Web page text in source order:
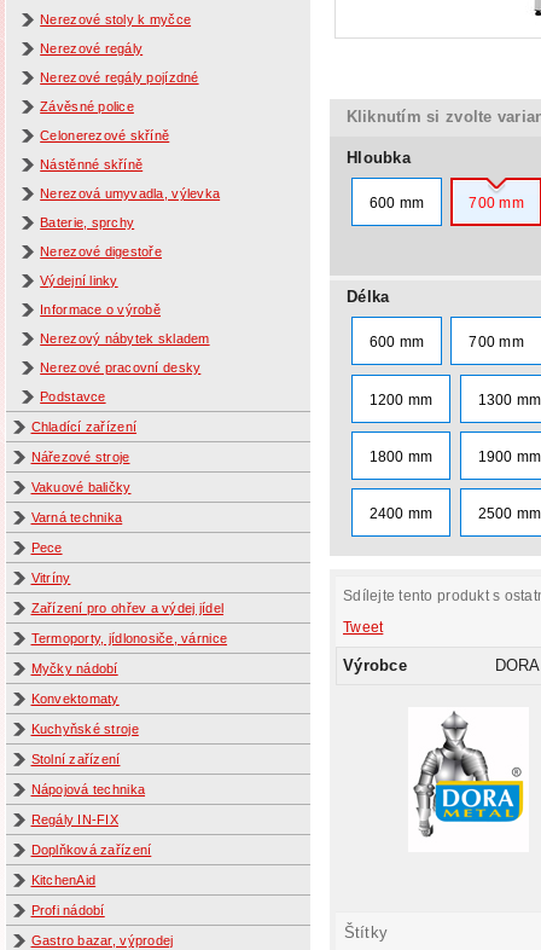
Nerezové stoly k myčce
Nerezové regály
Nerezové regály pojízdné
Závěsné police
Celonerezové skříně
Nástěnné skříně
Nerezová umyvadla, výlevka
Baterie, sprchy
Nerezové digestoře
Výdejní linky
Informace o výrobě
Nerezový nábytek skladem
Nerezové pracovní desky
Podstavce
Chladící zařízení
Nářezové stroje
Vakuové baličky
Varná technika
Pece
Vitríny
Zařízení pro ohřev a výdej jídel
Termoporty, jídlonosiče, várnice
Myčky nádobí
Konvektomaty
Kuchyňské stroje
Stolní zařízení
Nápojová technika
Regály IN-FIX
Doplňková zařízení
KitchenAid
Profi nádobí
Gastro bazar, výprodej
Kliknutím si zvolte
Hloubka
600 mm 700 mm
Délka
600 mm 700 mm
1200 mm 1300 mm
1800 mm 1900 mm
2400 mm 2500 mm
Sdílejte tento produkt s
Tweet
Výrobce
Štítky